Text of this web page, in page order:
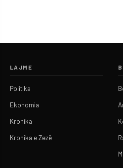
LAJME
Politika
Ekonomia
Kronika
Kronika e Zezë